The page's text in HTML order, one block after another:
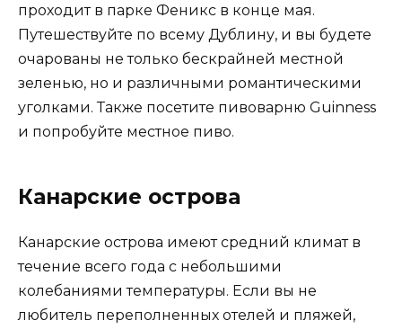
проходит в парке Феникс в конце мая.
Путешествуйте по всему Дублину, и вы будете
очарованы не только бескрайней местной
зеленью, но и различными романтическими
уголками. Также посетите пивоварню Guinness
и попробуйте местное пиво.
Канарские острова
Канарские острова имеют средний климат в
течение всего года с небольшими
колебаниями температуры. Если вы не
любитель переполненных отелей и пляжей,